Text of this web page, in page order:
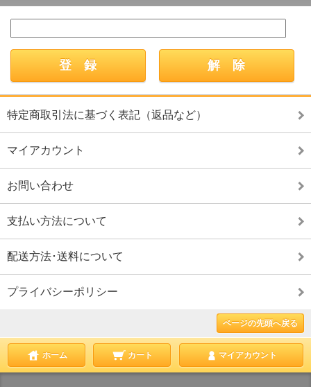
特定商取引法に基づく表記（返品など）
マイアカウント
お問い合わせ
支払い方法について
配送方法･送料について
プライバシーポリシー
ページの先頭へ戻る
ホーム カート マイアカウント